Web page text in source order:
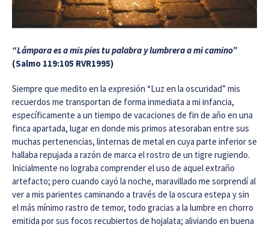
“Lámpara es a mis pies tu palabra y lumbrera a mi camino”
(Salmo 119:105 RVR1995)
Siempre que medito en la expresión “Luz en la oscuridad” mis
recuerdos me transportan de forma inmediata a mi infancia,
específicamente a un tiempo de vacaciones de fin de año en una
finca apartada, lugar en donde mis primos atesoraban entre sus
muchas pertenencias, linternas de metal en cuya parte inferior se
hallaba repujada a razón de marca el rostro de un tigre rugiendo.
Inicialmente no lograba comprender el uso de aquel extraño
artefacto; pero cuando cayó la noche, maravillado me sorprendí al
ver a mis parientes caminando a través de la oscura estepa y sin
el más mínimo rastro de temor, todo gracias a la lumbre en chorro
emitida por sus focos recubiertos de hojalata; aliviando en buena